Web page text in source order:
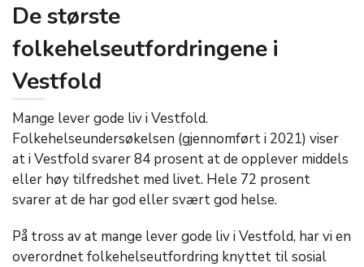
De største
folkehelseutfordringene i
Vestfold
Mange lever gode liv i Vestfold.
Folkehelseundersøkelsen (gjennomført i 2021) viser
at i Vestfold svarer 84 prosent at de opplever middels
eller høy tilfredshet med livet. Hele 72 prosent
svarer at de har god eller svært god helse.
På tross av at mange lever gode liv i Vestfold, har vi en
overordnet folkehelseutfordring knyttet til sosial